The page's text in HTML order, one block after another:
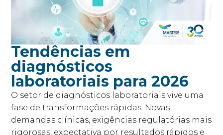
Tendências em
diagnósticos
laboratoriais para 2026
O setor de diagnósticos laboratoriais vive uma
fase de transformações rápidas. Novas
demandas clínicas, exigências regulatórias mais
rigorosas, expectativa por resultados rápidos e